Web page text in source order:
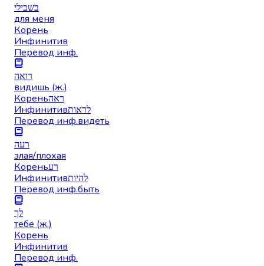
בשבילי
для меня
Корень
Инфинитив
Перевод инф.
רואה
видишь (ж.)
Кореньראה
Инфинитивלראות
Перевод инф.видеть
רעה
злая/плохая
Кореньרע
Инфинитивלהיות
Перевод инф.быть
לך
тебе (ж.)
Корень
Инфинитив
Перевод инф.